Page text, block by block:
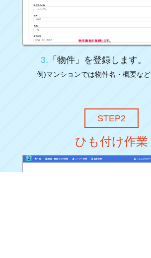
3. 「物件」を登録します。
例)マンションでは物件名・概要など
STEP2
ひも付け作業